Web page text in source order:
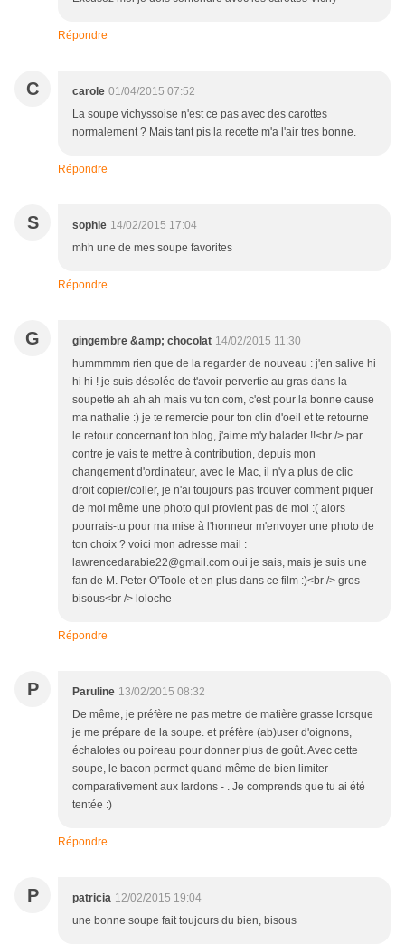
Répondre
C carole 01/04/2015 07:52
La soupe vichyssoise n'est ce pas avec des carottes
normalement ? Mais tant pis la recette m'a l'air tres bonne.
Répondre
S sophie 14/02/2015 17:04
mhh une de mes soupe favorites
Répondre
G gingembre &amp; chocolat 14/02/2015 11:30
hummmmm rien que de la regarder de nouveau : j'en salive hi
hi hi ! je suis désolée de t'avoir pervertie au gras dans la
soupette ah ah ah mais vu ton com, c'est pour la bonne cause
ma nathalie :) je te remercie pour ton clin d'oeil et te retourne
le retour concernant ton blog, j'aime m'y balader !!<br /> par
contre je vais te mettre à contribution, depuis mon
changement d'ordinateur, avec le Mac, il n'y a plus de clic
droit copier/coller, je n'ai toujours pas trouver comment piquer
de moi même une photo qui provient pas de moi :( alors
pourrais-tu pour ma mise à l'honneur m'envoyer une photo de
ton choix ? voici mon adresse mail :
lawrencedarabie22@gmail.com oui je sais, mais je suis une
fan de M. Peter O'Toole et en plus dans ce film :)<br /> gros
bisous<br /> loloche
Répondre
P Paruline 13/02/2015 08:32
De même, je préfère ne pas mettre de matière grasse lorsque
je me prépare de la soupe. et préfère (ab)user d'oignons,
échalotes ou poireau pour donner plus de goût. Avec cette
soupe, le bacon permet quand même de bien limiter -
comparativement aux lardons - . Je comprends que tu ai été
tentée :)
Répondre
P patricia 12/02/2015 19:04
une bonne soupe fait toujours du bien, bisous